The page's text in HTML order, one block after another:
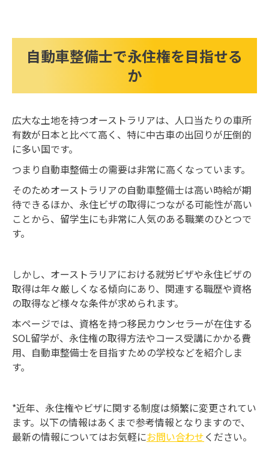
自動車整備士で永住権を目指せる
か
広大な土地を持つオーストラリアは、人口当たりの車所
有数が日本と比べて高く、特に中古車の出回りが圧倒的
に多い国です。
つまり自動車整備士の需要は非常に高くなっています。
そのためオーストラリアの自動車整備士は高い時給が期
待できるほか、永住ビザの取得につながる可能性が高い
ことから、留学生にも非常に人気のある職業のひとつで
す。
しかし、オーストラリアにおける就労ビザや永住ビザの
取得は年々厳しくなる傾向にあり、関連する職歴や資格
の取得など様々な条件が求められます。
本ページでは、資格を持つ移民カウンセラーが在住する
SOL留学が、永住権の取得方法やコース受講にかかる費
用、自動車整備士を目指すための学校などを紹介しま
す。
*近年、永住権やビザに関する制度は頻繁に変更されてい
ます。以下の情報はあくまで参考情報となりますので、
最新の情報についてはお気軽にお問い合わせください。